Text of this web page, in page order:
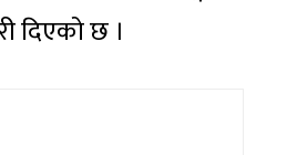
दिएको छ ।